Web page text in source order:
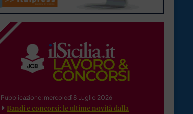
Pubblicazione: mercoledì 8 Luglio 2026
Bandi e concorsi: le ultime novità dalla